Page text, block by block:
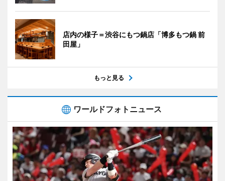
店内の様子＝渋谷にもつ鍋店「博多もつ鍋 前
田屋」
もっと見る
ワールドフォトニュース